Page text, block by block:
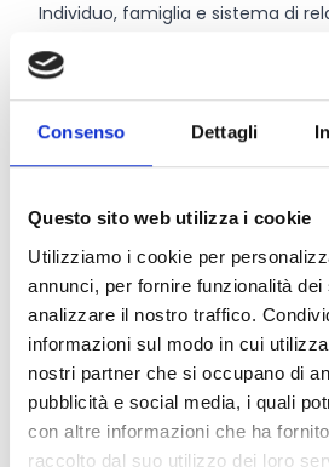
Consenso Dettagli
Questo sito web utilizza i cookie
Utilizziamo i cookie per
annunci, per fornire funzionalità
analizzare il nostro traffico.
informazioni sul modo in cui
nostri partner che si occupano di
pubblicità e social media, i quali
con altre informazioni che ha
raccolto dal suo utilizzo dei loro
Individuo, famiglia e sistema di
AgriFood e GreenFood.
Durata dei progetti:8 mesi
editrici(imprese o associazioni
principale consiste nella
libri, periodici o di testi stampati in
legale e/o operativa nel territorio
È obbligatoria l’adesione
almeno unascuola primaria e/o
e secondo grado, degli istituti